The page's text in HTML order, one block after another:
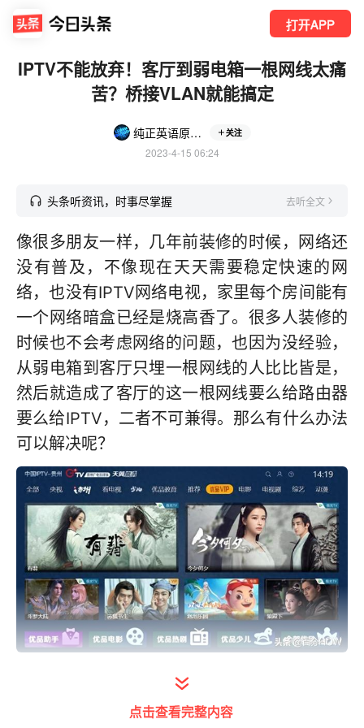
打开APP
IPTV不能放弃！客厅到弱电箱一根网线太痛
苦？桥接VLAN就能搞定
纯正英语原声30秒 关注
2023-4-15 06:24
头条听资讯，时事尽掌握 去听全文
像很多朋友一样，几年前装修的时候，网络还
没有普及，不像现在天天需要稳定快速的网
络，也没有IPTV网络电视，家里每个房间能有
一个网络暗盒已经是烧高香了。很多人装修的
时候也不会考虑网络的问题，也因为没经验，
从弱电箱到客厅只埋一根 网线的人比比皆是，
然后就造成了客厅的这一根网线要么给路由器
要么给IPTV，二者不可兼得。那么有什么办法
可以解决呢？
一，在光猫端设置宽带和IPTV共用一个端口，
这种设置需要知道光猫的管理员帐号和密码，
点击查看完整内容